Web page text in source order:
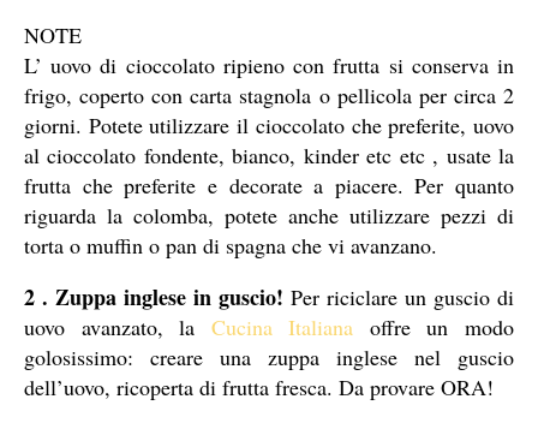
NOTE
L’ uovo di cioccolato ripieno con frutta si conserva in
frigo, coperto con carta stagnola o pellicola per circa 2
giorni. Potete utilizzare il cioccolato che preferite, uovo
al cioccolato fondente, bianco, kinder etc etc , usate la
frutta che preferite e decorate a piacere. Per quanto
riguarda la colomba, potete anche utilizzare pezzi di
torta o muffin o pan di spagna che vi avanzano.
2 . Zuppa inglese in guscio! Per riciclare un guscio di
uovo avanzato, la Cucina Italiana offre un modo
golosissimo: creare una zuppa inglese nel guscio
dell’uovo, ricoperta di frutta fresca. Da provare ORA!